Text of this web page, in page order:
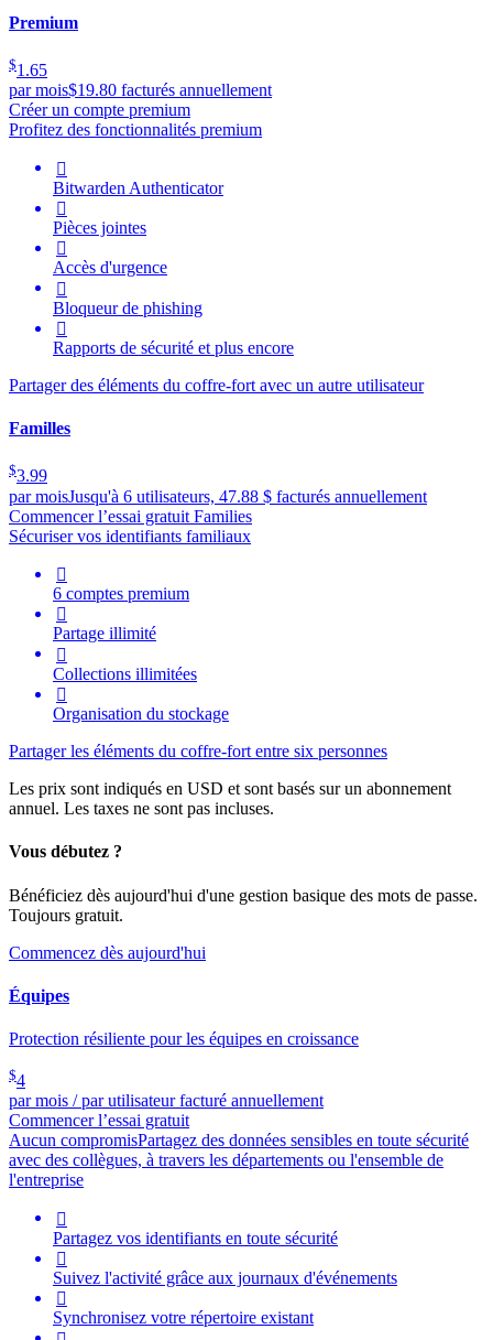
Premium
$1.65
par mois$19.80 facturés annuellement
Créer un compte premium
Profitez des fonctionnalités premium

Bitwarden Authenticator

Pièces jointes

Accès d'urgence

Bloqueur de phishing

Rapports de sécurité et plus encore
Partager des éléments du coffre-fort avec un autre utilisateur
Familles
$3.99
par moisJusqu'à 6 utilisateurs, 47.88 $ facturés annuellement
Commencer l’essai gratuit Families
Sécuriser vos identifiants familiaux

6 comptes premium

Partage illimité

Collections illimitées

Organisation du stockage
Partager les éléments du coffre-fort entre six personnes
Les prix sont indiqués en USD et sont basés sur un abonnement
annuel. Les taxes ne sont pas incluses.
Vous débutez ?
Bénéficiez dès aujourd'hui d'une gestion basique des mots de passe.
Toujours gratuit.
Commencez dès aujourd'hui
Équipes
Protection résiliente pour les équipes en croissance
$4
par mois / par utilisateur facturé annuellement
Commencer l’essai gratuit
Aucun compromisPartagez des données sensibles en toute sécurité
avec des collègues, à travers les départements ou l'ensemble de
l'entreprise

Partagez vos identifiants en toute sécurité

Suivez l'activité grâce aux journaux d'événements

Synchronisez votre répertoire existant